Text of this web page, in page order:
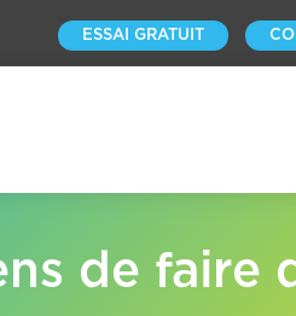
ESSAI GRATUIT
de faire